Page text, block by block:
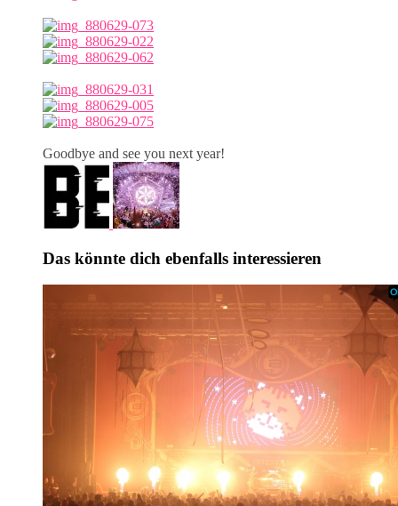
Goodbye and see you next year!
Das könnte dich ebenfalls interessieren